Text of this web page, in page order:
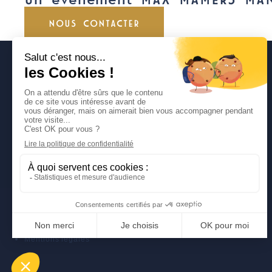
NOUS CONTACTER
DÉCOUVREZ NOS SITES
CLASSIC FESTIVAL
FUN CUP
TROPHÉE ANDROS
Politique de protection des données personnelles
Mentions légales